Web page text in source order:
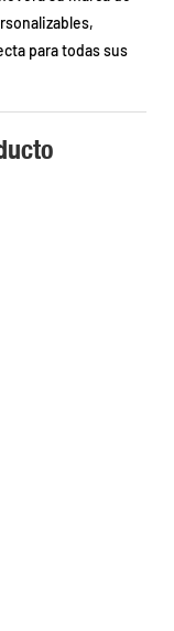
para todas sus